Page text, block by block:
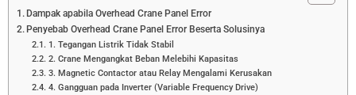
Dampak apabila Overhead Crane Panel Error
Penyebab Overhead Crane Panel Error Beserta Solusinya
1. Tegangan Listrik Tidak Stabil
2. Crane Mengangkat Beban Melebihi Kapasitas
3. Magnetic Contactor atau Relay Mengalami Kerusakan
4. Gangguan pada Inverter (Variable Frequency Drive)